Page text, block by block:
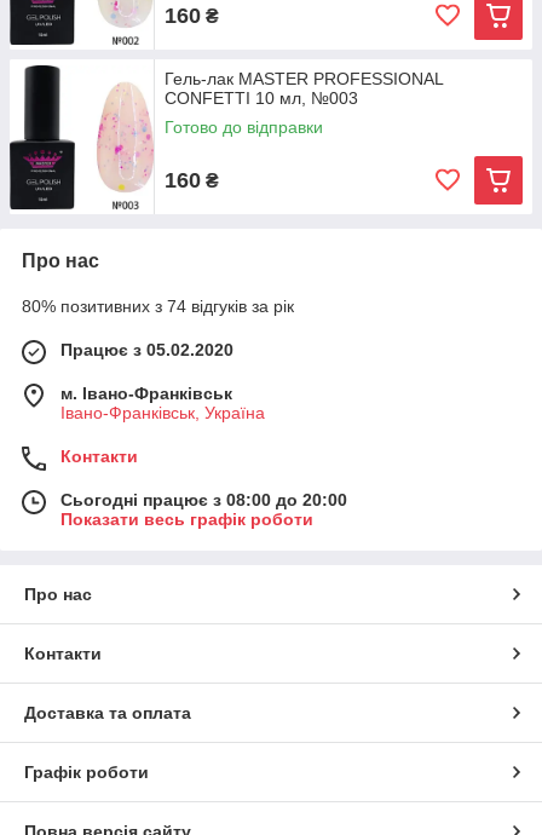
160 ₴
Гель-лак MASTER PROFESSIONAL
CONFETTI 10 мл, №003
Готово до відправки
160 ₴
Про нас
80% позитивних з 74 відгуків за рік
Працює з 05.02.2020
м. Івано-Франківськ
Івано-Франківськ, Україна
Контакти
Сьогодні працює з 08:00 до 20:00
Показати весь графік роботи
Про нас
Контакти
Доставка та оплата
Графік роботи